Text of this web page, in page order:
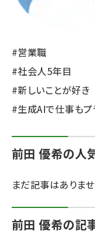
ai crunch
#営業職
#社会人5年目
#新しいことが好き
#生成AIで仕事もプ
前田 優希の人
まだ記事はありませ
前田 優希の記